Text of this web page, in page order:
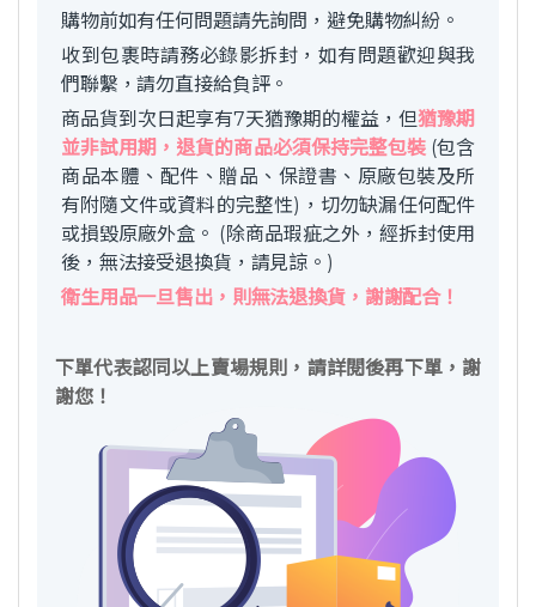
購物前如有任何問題請先詢問，避免購物糾紛。
收到包裹時請務必錄影拆封，如有問題歡迎與我
們聯繫，請勿直接給負評。
商品貨到次日起享有7天猶豫期的權益，但猶豫期
並非試用期，退貨的商品必須保持完整包裝(包含
商品本體、配件、贈品、保證書、原廠包裝及所
有附隨文件或資料的完整性)，切勿缺漏任何配件
或損毀原廠外盒。 (除商品瑕疵之外，經拆封使用
後，無法接受退換貨，請見諒。)
衛生用品一旦售出，則無法退換貨，謝謝配合！
下單代表認同以上賣場規則，請詳閱後再下單，謝
謝您！